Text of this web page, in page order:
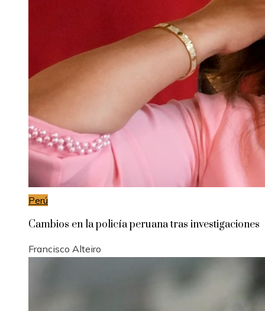
Perú
Cambios en la policía peruana tras investigaciones
Francisco Alteiro